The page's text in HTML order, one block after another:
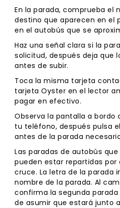
En la parada, comprueba el
destino que aparecen en el
en el autobús que se
Haz una señal clara si la
solicitud, después deja que
antes de subir.
Toca la misma tarjeta
tarjeta Oyster en el lector
pagar en efectivo.
Observa la pantalla a bordo
tu teléfono, después pulsa
antes de la parada
Las paradas de autobús
pueden estar repartidas
cruce. La letra de la parada
nombre de la parada. Al
confirma la segunda
de asumir que estará junto